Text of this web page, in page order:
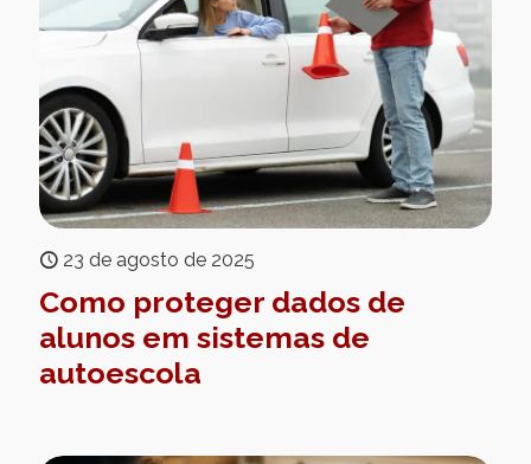
23 de agosto de 2025
Como proteger dados de
alunos em sistemas de
autoescola